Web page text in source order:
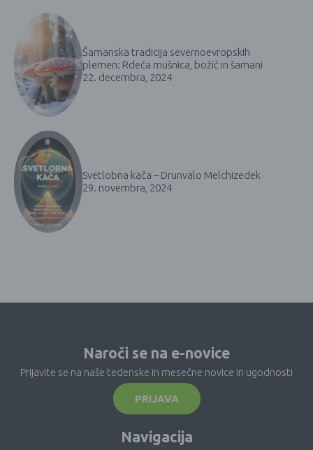
Šamanska tradicija severnoevropskih
plemen: Rdeča mušnica, božič in šamani
22. decembra, 2024
Svetlobna kača – Drunvalo Melchizedek
29. novembra, 2024
Naroči se na e-novice
Prijavite se na naše tedenske in mesečne novice in ugodnosti
PRIJAVA
Navigacija